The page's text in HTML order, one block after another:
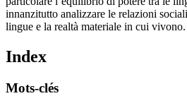
innanzitutto analizzare le relazioni
lingue e la realtà materiale in cui vivono.
Index
Mots-clés